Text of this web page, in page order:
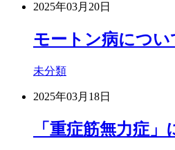
2025年03月20日
モートン病につい
未分類
2025年03月18日
「重症筋無力症」